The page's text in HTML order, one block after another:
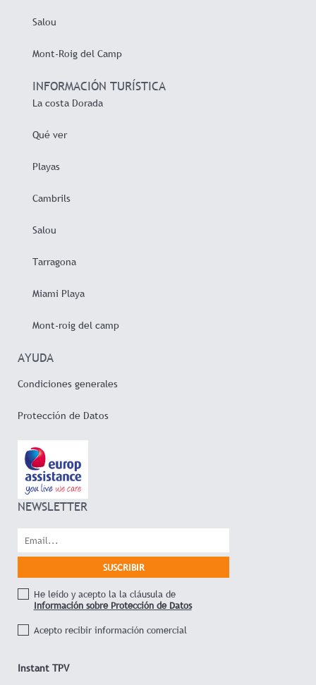
Salou
Mont-Roig del Camp
INFORMACIÓN TURÍSTICA
La costa Dorada
Qué ver
Playas
Cambrils
Salou
Tarragona
Miami Playa
Mont-roig del camp
AYUDA
Condiciones generales
Protección de Datos
NEWSLETTER
He leído y acepto la la cláusula de
Información sobre Protección de Datos
Acepto recibir información comercial
Instant TPV